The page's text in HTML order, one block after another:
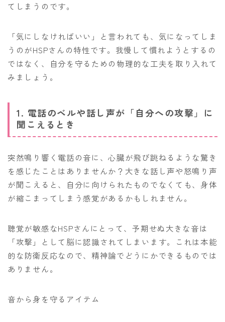
てしまうのです。
「気にしなければいい」と言われても、気になってしま
うのがHSPさんの特性です。我慢して慣れようとするの
ではなく、自分を守るための物理的な工夫を取り入れて
みましょう。
1. 電話のベルや話し声が「自分への攻撃」に
聞こえるとき
突然鳴り響く電話の音に、心臓が飛び跳ねるような驚き
を感じたことはありませんか？大きな話し声や怒鳴り声
が聞こえると、自分に向けられたものでなくても、身体
が縮こまってしまう感覚があるかもしれません。
聴覚が敏感なHSPさんにとって、予期せぬ大きな音は
「攻撃」として脳に認識されてしまいます。これは本能
的な防衛反応なので、精神論でどうにかできるものでは
ありません。
音から身を守るアイテム